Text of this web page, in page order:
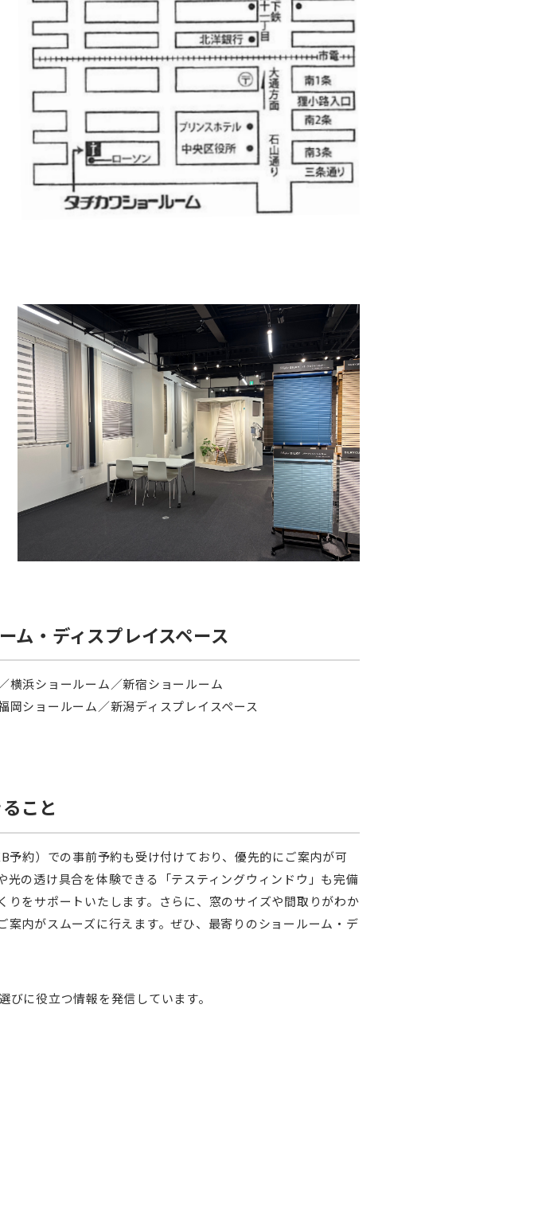
ム・ディスプレイスペース
横浜ショールーム／新宿ショールーム
ショールーム／新潟ディスプレイスペース
こと
約）での事前予約も受け付けており、優先的にご案内が可
の透け具合を体験できる「テスティングウィンドウ」も完備
をサポートいたします。さらに、窓のサイズや間取りがわか
内がスムーズに行えます。ぜひ、最寄りのショールーム・デ
に役立つ情報を発信しています。